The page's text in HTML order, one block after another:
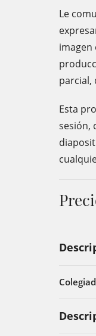
Le
imagen
parcial,
Esta
sesión,